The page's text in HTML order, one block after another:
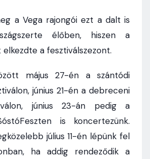
a Vega rajongói ezt a dalt is
élőben, hiszen a
a fesztiválszezont.
május 27-én a szántódi
június 21-én a debreceni
június 23-án pedig a
is koncertezünk.
július 11-én lépünk fel
ha addig rendeződik a